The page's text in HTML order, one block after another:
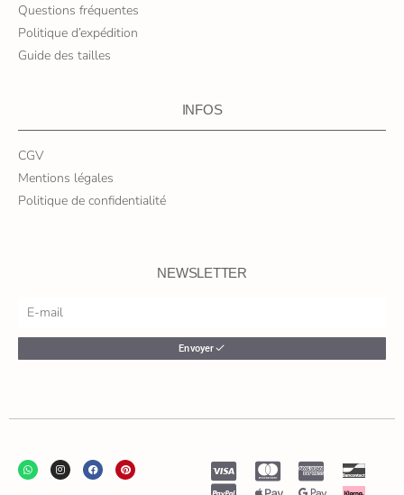
Questions fréquentes
Politique d’expédition
Guide des tailles
INFOS
CGV
Mentions légales
Politique de confidentialité
NEWSLETTER
Envoyer